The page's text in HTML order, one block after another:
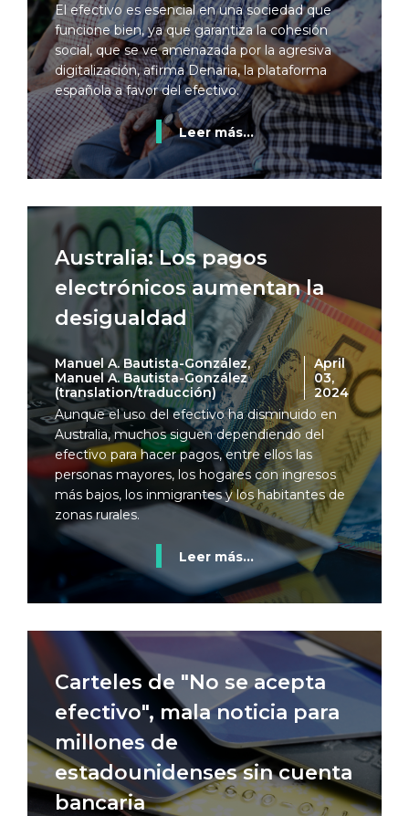
El efectivo es esencial en una sociedad que
funcione bien, ya que garantiza la cohesión
social, que se ve amenazada por la agresiva
digitalización, afirma Denaria, la plataforma
española a favor del efectivo.
Leer más...
Australia: Los pagos
electrónicos aumentan la
desigualdad
Manuel A. Bautista-González,
Manuel A. Bautista-González
(translation/traducción)
April
03,
2024
Aunque el uso del efectivo ha disminuido en
Australia, muchos siguen dependiendo del
efectivo para hacer pagos, entre ellos las
personas mayores, los hogares con ingresos
más bajos, los inmigrantes y los habitantes de
zonas rurales.
Leer más...
Carteles de "No se acepta
efectivo", mala noticia para
millones de
estadounidenses sin cuenta
bancaria